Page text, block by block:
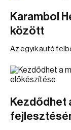
Karambol
között
Az egyik autó
Kezdődhet